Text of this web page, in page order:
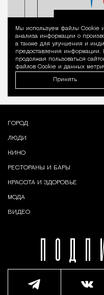
Мы используем файлы Сookie
анализа информации о
а также для улучшения и
предоставления
продолжая пользоваться
файлов Cookie и данных
Принять
ГОРОД
ЛЮДИ
КИНО
РЕСТОРАНЫ И БАРЫ
КРАСОТА И ЗДОРОВЬЕ
МОДА
ВИДЕО